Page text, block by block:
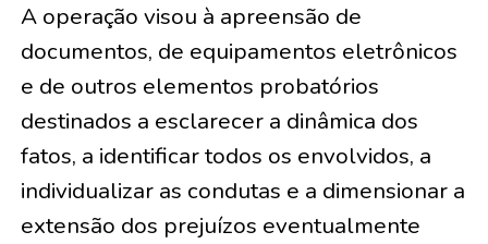
A operação visou à apreensão de
documentos, de equipamentos eletrônicos
e de outros elementos probatórios
destinados a esclarecer a dinâmica dos
fatos, a identificar todos os envolvidos, a
individualizar as condutas e a dimensionar a
extensão dos prejuízos eventualmente